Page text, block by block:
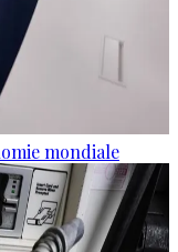
mondiale